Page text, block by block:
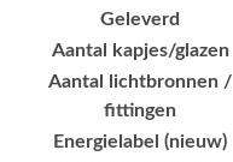
Geleverd
Aantal kapjes/glazen
Aantal lichtbronnen /
fittingen
Energielabel (nieuw)